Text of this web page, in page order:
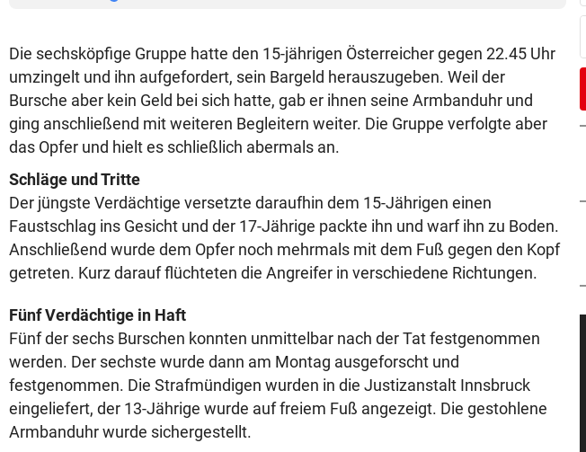
Die sechsköpfige Gruppe hatte den 15-jährigen Österreicher gegen 22.45 Uhr
umzingelt und ihn aufgefordert, sein Bargeld herauszugeben. Weil der
Bursche aber kein Geld bei sich hatte, gab er ihnen seine Armbanduhr und
ging anschließend mit weiteren Begleitern weiter. Die Gruppe verfolgte aber
das Opfer und hielt es schließlich abermals an.
Schläge und Tritte
Der jüngste Verdächtige versetzte daraufhin dem 15-Jährigen einen
Faustschlag ins Gesicht und der 17-Jährige packte ihn und warf ihn zu Boden.
Anschließend wurde dem Opfer noch mehrmals mit dem Fuß gegen den Kopf
getreten. Kurz darauf flüchteten die Angreifer in verschiedene Richtungen.
Fünf Verdächtige in Haft
Fünf der sechs Burschen konnten unmittelbar nach der Tat festgenommen
werden. Der sechste wurde dann am Montag ausgeforscht und
festgenommen. Die Strafmündigen wurden in die Justizanstalt Innsbruck
eingeliefert, der 13-Jährige wurde auf freiem Fuß angezeigt. Die gestohlene
Armbanduhr wurde sichergestellt.